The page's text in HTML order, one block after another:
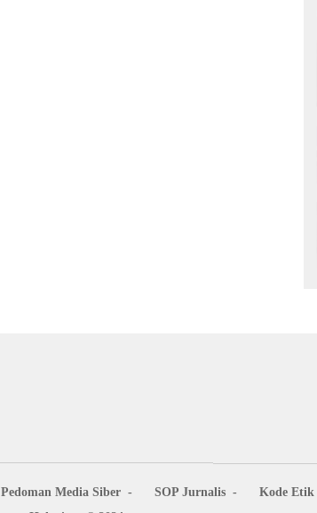
Pedoman Media Siber SOP Jurnalis Kode Etik